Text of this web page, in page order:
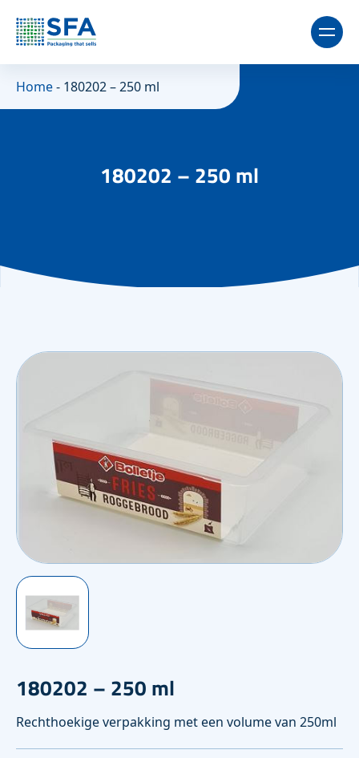
Home- 180202 – 250 ml
180202 – 250 ml
180202 – 250 ml
Rechthoekige verpakking met een volume van 250ml